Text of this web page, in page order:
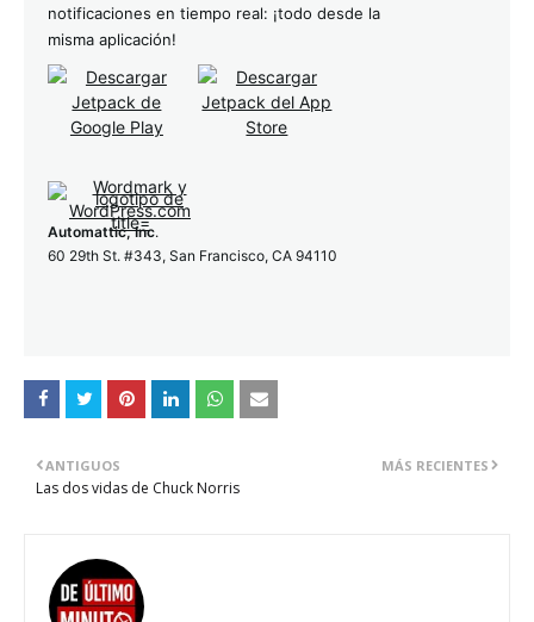
notificaciones en tiempo real: ¡todo desde la
misma aplicación!
Automattic, Inc.
60 29th St. #343, San Francisco, CA 94110
MÁS RECIENTES
ANTIGUOS
Las dos vidas de Chuck Norris